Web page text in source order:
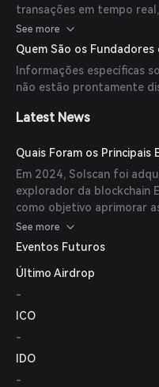
transações em tempo
painéis dedicados para
intuitivo atende tanto
See more
Quem São os Fundadores
Informações específicas
não estão prontamente
Latest News
Quais Foram os Principais
Em 2024, Solscan foi
explorador da blockchain
como objetivo aprimorar
introduzir novos recursos
Solana.
See more
Eventos Futuros
Último Airdrop
-
ICO
-
IDO
-